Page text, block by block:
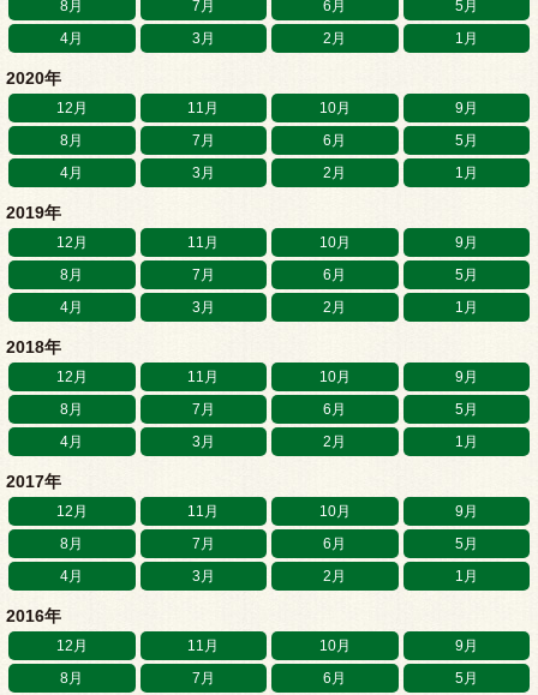
8月
7月 6月
5月
4月
3月 2月 1月
2020年
12月 11月 10月
9月
8月
7月 6月
5月
4月
3月 2月 1月
2019年
12月 11月 10月
9月
8月
7月 6月
5月
4月
3月 2月 1月
2018年
12月 11月 10月
9月
8月
7月 6月
5月
4月
3月 2月 1月
2017年
12月 11月 10月
9月
8月
7月 6月
5月
4月
3月 2月 1月
2016年
12月 11月 10月
9月
8月
7月 6月
5月